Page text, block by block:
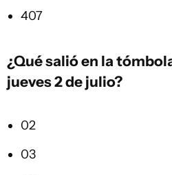
407
¿Qué salió en la
jueves 2 de julio?
02
03